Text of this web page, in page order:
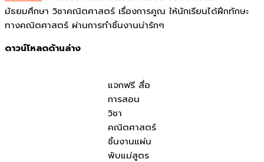
มัธยมศึกษา วิชาคณิตศาสตร์ เรื่องการคูณ ให้นักเรียนได้ฝึกทักษะ
ทางคณิตศาสตร์ ผ่านการทำชิ้นงานน่ารักๆ
ดาวน์โหลดด้านล่าง
แจกฟรี สื่อ
การสอน
วิชา
คณิตศาสตร์
ชิ้นงานแผ่น
พับแม่สูตร